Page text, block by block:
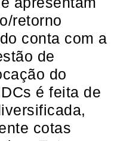
retorno
conta com a
de
do
é feita de
cotas